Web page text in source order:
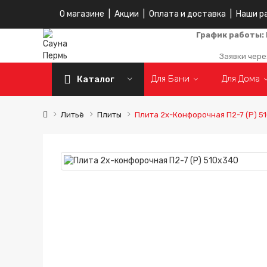
О магазине Акции Оплата и доставка Наши
График работы:
Заявки
Каталог Для Бани Для Дома
Литьё Плиты Плита 2х-Конфорочная П2-7 (Р)